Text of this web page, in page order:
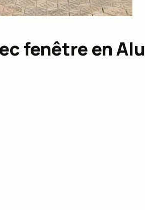
fenêtre en Alu